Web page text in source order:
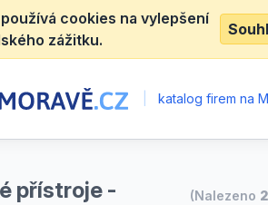
cookies na vylepšení
zážitku.
katalog firem na
přístroje -
(Nalezeno